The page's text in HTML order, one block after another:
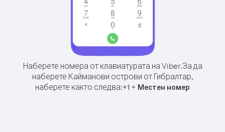
Наберете номера от клавиатурата на Viber.За да
наберете Кайманови острови от Гибралтар,
наберете както следва:+1 + Местен номер